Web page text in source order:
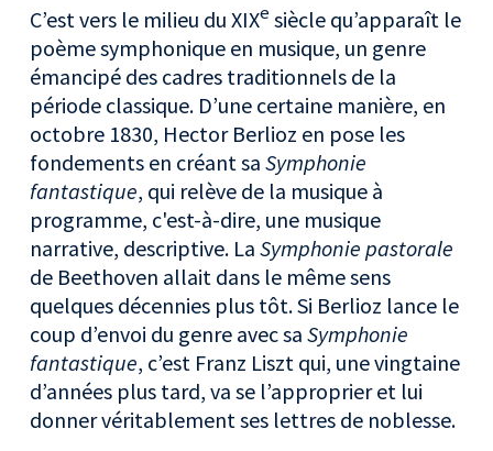
C’est vers le milieu du XIXe siècle qu’apparaît le
poème symphonique en musique, un genre
émancipé des cadres traditionnels de la
période classique. D’une certaine manière, en
octobre 1830, Hector Berlioz en pose les
fondements en créant saSymphonie
fantastique, qui relève de la musique à
programme, c'est-à-dire, une musique
narrative, descriptive. LaSymphonie pastorale
de Beethoven allait dans le même sens
quelques décennies plus tôt. Si Berlioz lance le
coup d’envoi du genre avec saSymphonie
fantastique, c’est Franz Liszt qui, une vingtaine
d’années plus tard, va se l’approprier et lui
donner véritablement ses lettres de noblesse.